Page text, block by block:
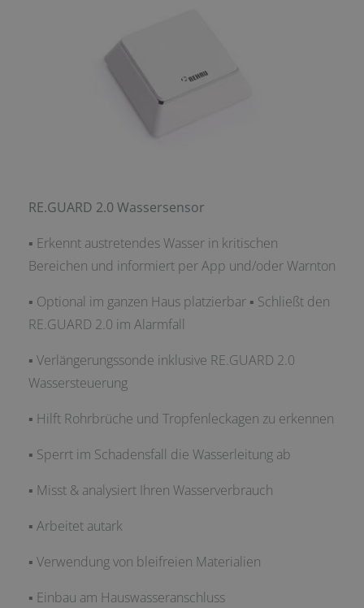
RE.GUARD 2.0 Wassersensor
▪ Erkennt austretendes Wasser in kritischen
Bereichen und informiert per App und/oder Warnton
▪ Optional im ganzen Haus platzierbar ▪ Schließt den
RE.GUARD 2.0 im Alarmfall
▪ Verlängerungssonde inklusive RE.GUARD 2.0
Wassersteuerung
▪ Hilft Rohrbrüche und Tropfenleckagen zu erkennen
▪ Sperrt im Schadensfall die Wasserleitung ab
▪ Misst & analysiert Ihren Wasserverbrauch
▪ Arbeitet autark
▪ Verwendung von bleifreien Materialien
▪ Einbau am Hauswasseranschluss